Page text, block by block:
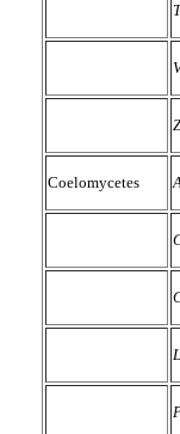
Coelomycetes